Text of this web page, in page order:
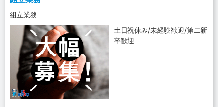
組立業務
土日祝休み/未経験歓迎/第二新
卒歓迎